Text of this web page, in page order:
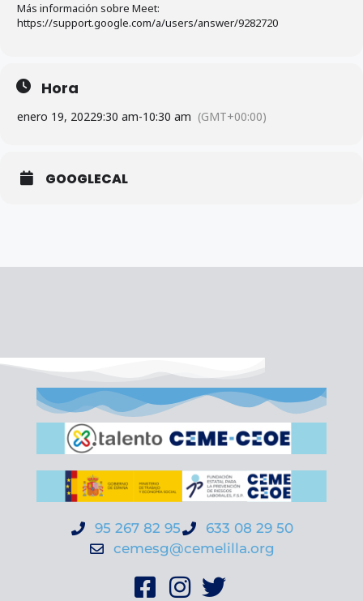
Más información sobre Meet:
https://support.google.com/a/users/answer/9282720
Hora
enero 19, 20229:30 am-10:30 am (GMT+00:00)
GOOGLECAL
95 267 82 95
633 08 29 50
cemesg@cemelilla.org